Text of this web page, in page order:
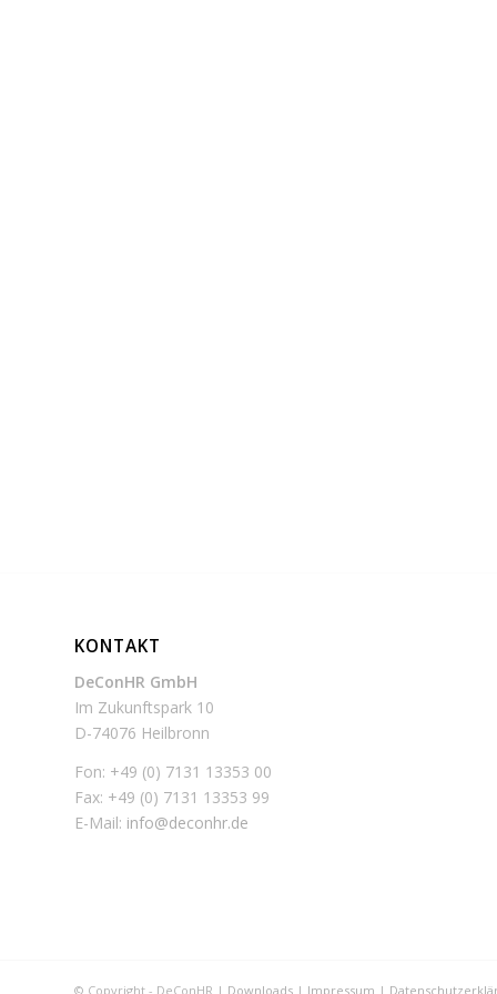
KONTAKT
DeConHR GmbH
Im Zukunftspark 10
D-74076 Heilbronn
Fon: +49 (0) 7131 13353 00
Fax: +49 (0) 7131 13353 99
E-Mail: info@deconhr.de
© Copyright - DeConHR | Downloads | Impressum |